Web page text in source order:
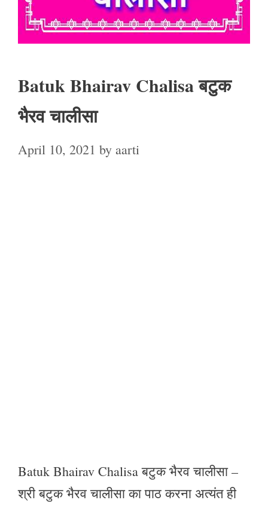
Batuk Bhairav Chalisa बटुक
भैरव चालीसा
April 10, 2021 by aarti
Batuk Bhairav Chalisa बटुक भैरव चालीसा –
श्री बटुक भैरव चालीसा का पाठ करना अत्यंत ही